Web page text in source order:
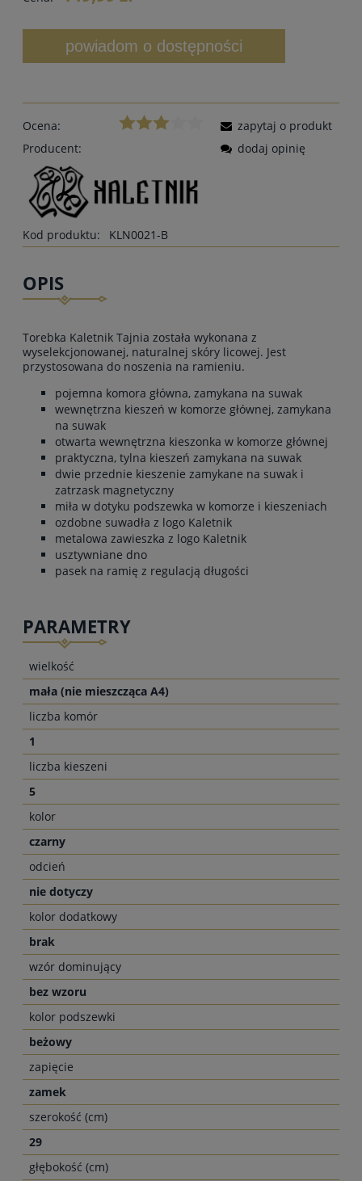
powiadom o dostępności
Ocena:
Producent:
Kod produktu: KLN0021-B
zapytaj o produkt
dodaj opinię
OPIS
Torebka Kaletnik Tajnia została wykonana z
wyselekcjonowanej, naturalnej skóry licowej. Jest
przystosowana do noszenia na ramieniu.
pojemna komora główna, zamykana na suwak
wewnętrzna kieszeń w komorze głównej, zamykana
na suwak
otwarta wewnętrzna kieszonka w komorze głównej
praktyczna, tylna kieszeń zamykana na suwak
dwie przednie kieszenie zamykane na suwak i
zatrzask magnetyczny
miła w dotyku podszewka w komorze i kieszeniach
ozdobne suwadła z logo Kaletnik
metalowa zawieszka z logo Kaletnik
usztywniane dno
pasek na ramię z regulacją długości
PARAMETRY
wielkość
mała (nie mieszcząca A4)
liczba komór
1
liczba kieszeni
5
kolor
czarny
odcień
nie dotyczy
kolor dodatkowy
brak
wzór dominujący
bez wzoru
kolor podszewki
beżowy
zapięcie
zamek
szerokość (cm)
29
głębokość (cm)